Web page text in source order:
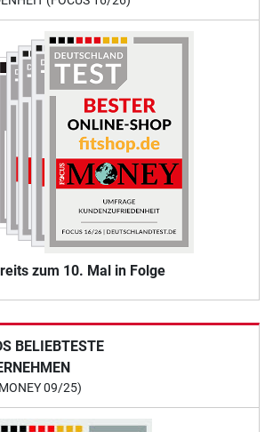
zum 10. Mal in Folge
BELIEBTESTE
09/25)